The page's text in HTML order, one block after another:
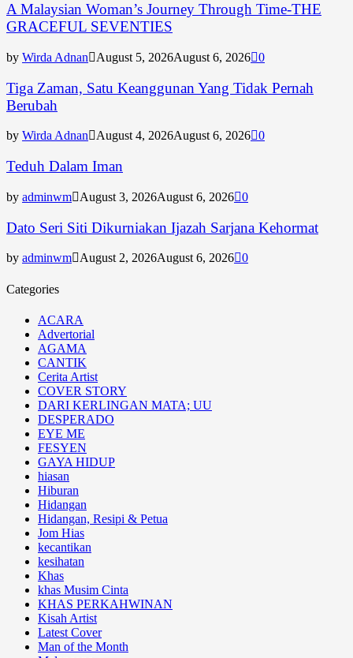
A Malaysian Woman’s Journey Through Time-THE
GRACEFUL SEVENTIES
by Wirda Adnan August 5, 2026August 6, 2026 0
Tiga Zaman, Satu Keanggunan Yang Tidak Pernah
Berubah
by Wirda Adnan August 4, 2026August 6, 2026 0
Teduh Dalam Iman
by adminwm August 3, 2026August 6, 2026 0
Dato Seri Siti Dikurniakan Ijazah Sarjana Kehormat
by adminwm August 2, 2026August 6, 2026 0
Categories
ACARA
Advertorial
AGAMA
CANTIK
Cerita Artist
COVER STORY
DARI KERLINGAN MATA; UU
DESPERADO
EYE ME
FESYEN
GAYA HIDUP
hiasan
Hiburan
Hidangan
Hidangan, Resipi & Petua
Jom Hias
kecantikan
kesihatan
Khas
khas Musim Cinta
KHAS PERKAHWINAN
Kisah Artist
Latest Cover
Man of the Month